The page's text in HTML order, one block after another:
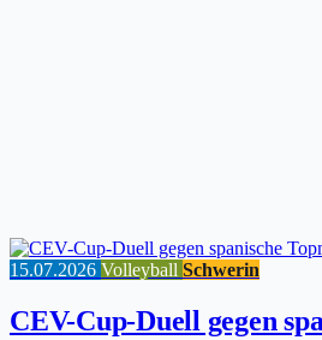
15.07.2026 Volleyball Schwerin
CEV-Cup-Duell gegen